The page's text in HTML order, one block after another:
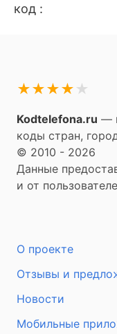
код :
★
★
★
★
★
Kodtelefona.ru —
коды стран,
© 2010 - 2026
Данные
и от
О проекте
Отзывы и
Новости
Мобильные